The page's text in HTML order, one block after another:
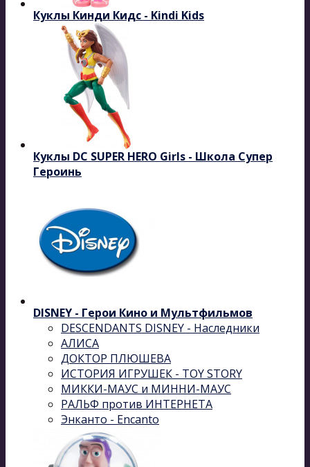
Куклы Кинди Кидс - Kindi Kids
Куклы DC SUPER HERO Girls - Школа Супер
Героинь
DISNEY - Герои Кино и Мультфильмов
DESCENDANTS DISNEY - Наследники
АЛИСА
ДОКТОР ПЛЮШЕВА
ИСТОРИЯ ИГРУШЕК - TOY STORY
МИККИ-МАУС и МИННИ-МАУС
РАЛЬФ против ИНТЕРНЕТА
Энканто - Encanto